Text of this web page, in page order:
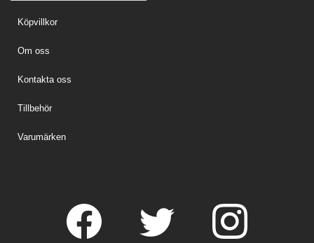
Köpvillkor
Om oss
Kontakta oss
Tillbehör
Varumärken